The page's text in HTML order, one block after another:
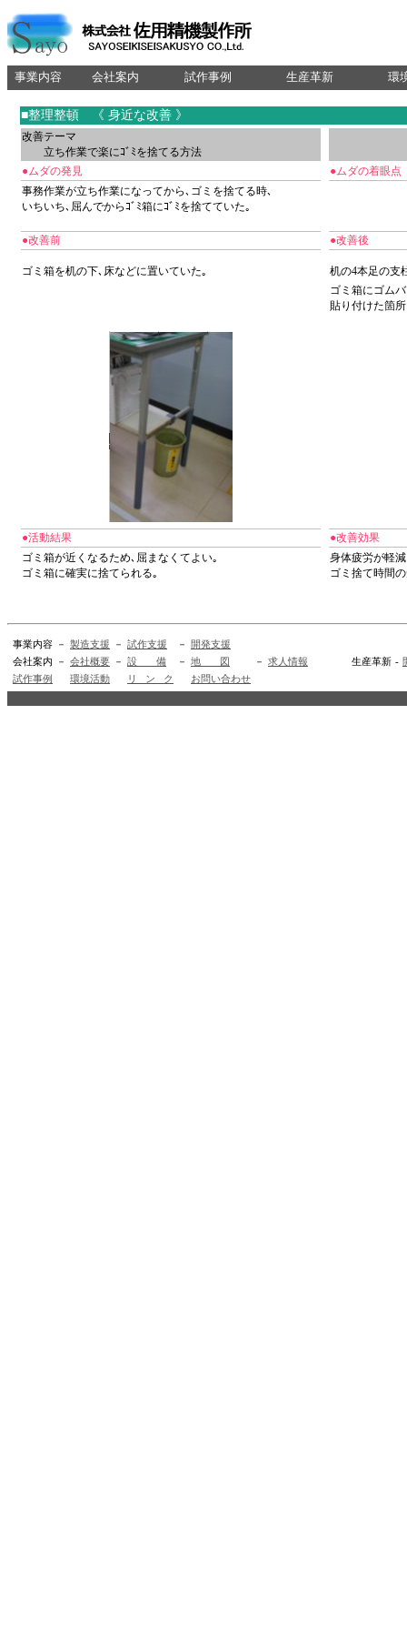
事業内容 会社案内 試作事例 生産革新 環
■整理整頓 《 身近な改善 》
改善テーマ
立ち作業で楽にｺﾞﾐを捨てる方法
●ムダの発見
●ムダの着眼点
事務作業が立ち作業になってから､ゴミを捨てる時､
いちいち､屈んでからｺﾞﾐ箱にｺﾞﾐを捨てていた｡
●改善前 ●改善後
ゴミ箱を机の下､床などに置いていた｡
机の4本足の支
ゴミ箱にゴム
貼り付けた箇
●活動結果
●改善効果
ゴミ箱が近くなるため､屈まなくてよい｡
ゴミ箱に確実に捨てられる｡
身体疲労が軽
ゴミ捨て時間
事業内容 － 製造支援 － 試作支援 －
開発支援
会社案内
－ 会社概要 － 設 備 － 地 図 － 求人情報 生産革新 -
試作事例
環境活動 リ ン ク お問い合わせ